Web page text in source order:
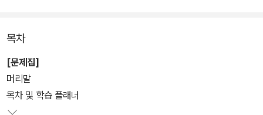
목차
[문제집]
머리말
목차 및 학습 플래너